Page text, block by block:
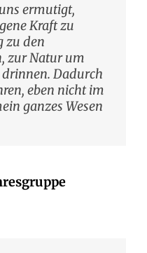
ermutigt,
Kraft zu
zu den
zur Natur um
Dadurch
eben nicht im
ganzes Wesen